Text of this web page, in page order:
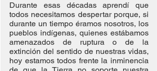
Durante esas décadas aprendí que
todos necesitamos despertar porque, si
durante un tiempo éramos nosotros, los
pueblos indígenas, quienes estábamos
amenazados de ruptura o de la
extinción del sentido de nuestras vidas,
hoy estamos todos frente la inminencia